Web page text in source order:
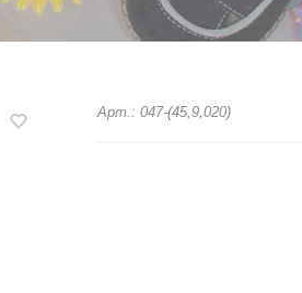
Арт.: 047-(45,9,020)